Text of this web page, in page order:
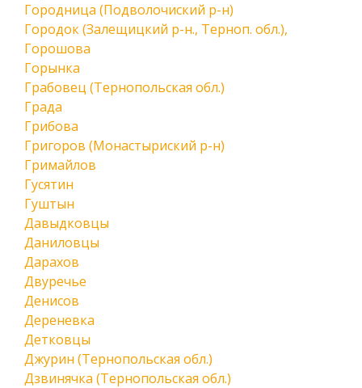
Городница (Подволочиский р-н)
Городок (Залещицкий р-н., Терноп. обл.),
Горошова
Горынка
Грабовец (Тернопольская обл.)
Града
Грибова
Григоров (Монастыриский р-н)
Гримайлов
Гусятин
Гуштын
Давыдковцы
Даниловцы
Дарахов
Двуречье
Денисов
Дереневка
Детковцы
Джурин (Тернопольская обл.)
Дзвинячка (Тернопольская обл.)